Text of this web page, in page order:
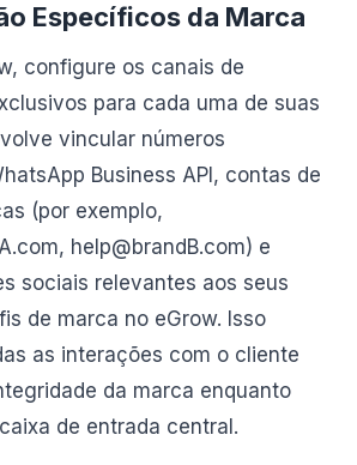
Específicos da Marca
configure os canais de
para cada uma de suas
vincular números
Business API, contas de
(por exemplo,
, help@brandB.com) e
sociais relevantes aos seus
de marca no eGrow. Isso
as interações com o cliente
da marca enquanto
de entrada central.